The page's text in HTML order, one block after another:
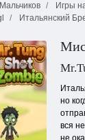
Игры
Итальянский
но
вся
не